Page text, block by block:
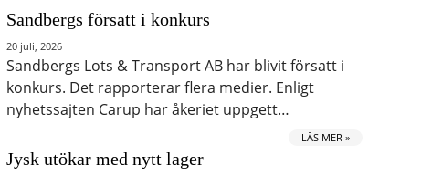
Sandbergs försatt i konkurs
20 juli, 2026
Sandbergs Lots & Transport AB har blivit försatt i
konkurs. Det rapporterar flera medier. Enligt
nyhetssajten Carup har åkeriet uppgett…
LÄS MER »
Jysk utökar med nytt lager